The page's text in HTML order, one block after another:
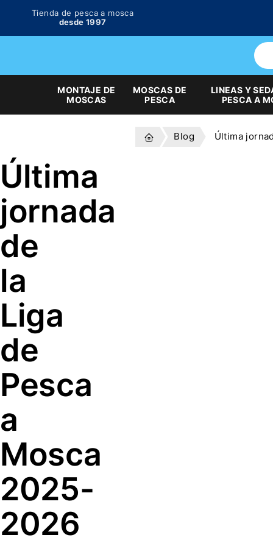
Tienda de pesca a mosca
desde 1997
MONTAJE DE
MOSCAS
MOSCAS DE
PESCA
LINEAS Y
PESCA A
Blog Última
Última
jornada
de
la
Liga
de
Pesca
a
Mosca
2025-
2026